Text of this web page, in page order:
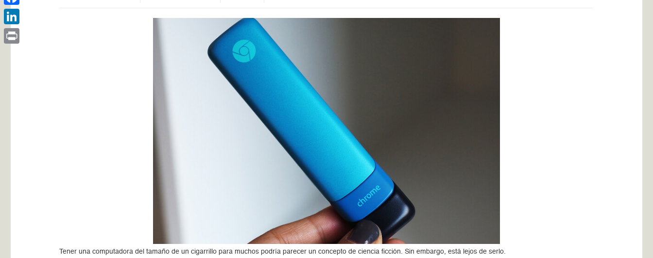
Tener una computadora del tamaño de un cigarrillo para muchos podría parecer un concepto de ciencia ficción. Sin embargo, está lejos de serlo.
Facebook
LinkedIn